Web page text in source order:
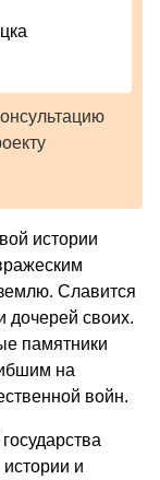
истории
Славится
дочерей своих.
памятники
на
войн.
и